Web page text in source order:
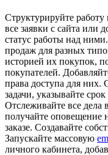
Структурируйте
все заявки с сайта или
статус работы над
продаж для разных
историей их покупок,
покупателей.
права доступа для них.
задачи, указывайте
Отслеживайте все дела
получайте оповещение
заказе. Создавайте
Запускайте массовую
личного кабинета,